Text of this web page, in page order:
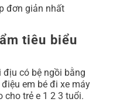
đơn giản nhất
tiêu biểu
địu có bệ ngồi bằng
em bé đi xe máy
cho trẻ e 1 2 3 tuổi.